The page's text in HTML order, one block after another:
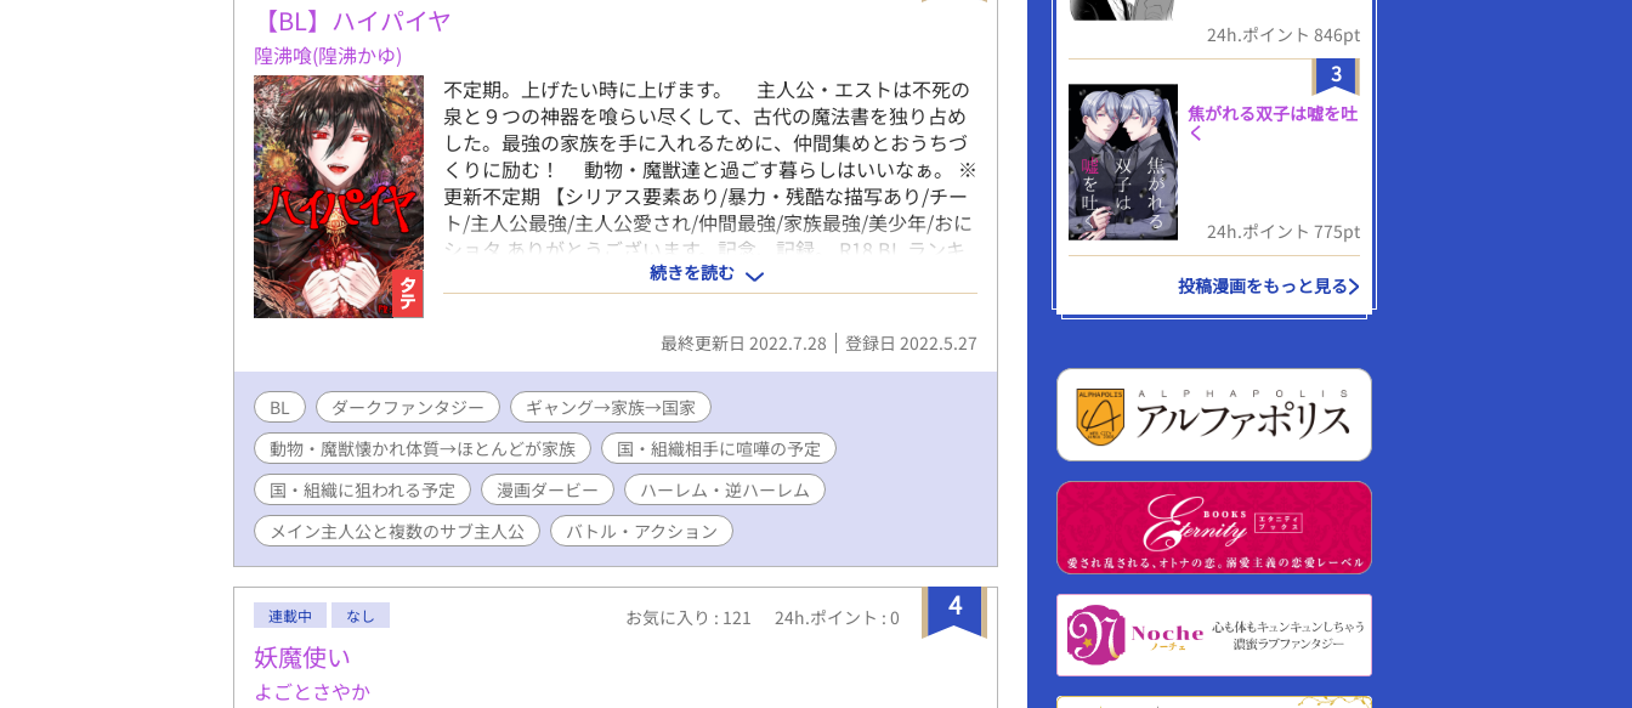
【BL】ハイパイヤ
隍沸喰(隍沸かゆ)
不定期。上げたい時に上げます。 主人公・エストは不死の
泉と９つの神器を喰らい尽くして、古代の魔法書を独り占め
した。最強の家族を手に入れるために、仲間集めとおうちづ
くりに励む！ 動物・魔獣達と過ごす暮らしはいいなぁ。 ※
更新不定期 【シリアス要素あり/暴力・残酷な描写あり/チー
ト/主人公最強/主人公愛され/仲間最強/家族最強/美少年/おに
ショタ ありがとうございます。記念、記録。 R18 BL ランキ
ング7位（2022/5/27 17:27） R18 BL ランキング1位
（2022/5/27 18:42） R18 BL ランキング1位（2022/5/28
9:17） R18 BL ランキング1位（2022/6/23 11:31） R18 BL ラ
ンキング1位（2022/6/24 5:23）
続きを読む
最終更新日 2022.7.28 登録日 2022.5.27
BL ダークファンタジー
ギャング→家族→国家
動物・魔獣懐かれ体質→ほとんどが家族
国・組織相手に喧嘩の予定
国・組織に狙われる予定
漫画ダービー
ハーレム・逆ハーレム
メイン主人公と複数のサブ主人公
バトル・アクション
4
連載中 なし お気に入り : 121 24h.ポイント : 0
妖魔使い
よごとさやか
24h.ポイント 846pt
3
焦がれる双子は嘘を吐
く
24h.ポイント 775pt
投稿漫画をもっと見る